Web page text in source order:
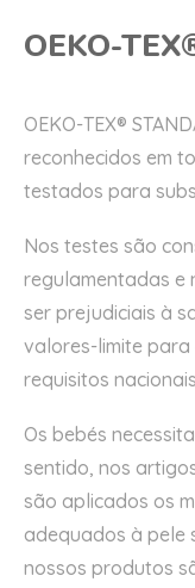
OEKO-
OEKO-TEX®
reconhecidos em
testados para
Nos testes são
regulamentadas e
ser prejudiciais à
valores-limite para
requisitos
Os bebés
sentido, nos
são aplicados os
adequados à pele
nossos produtos